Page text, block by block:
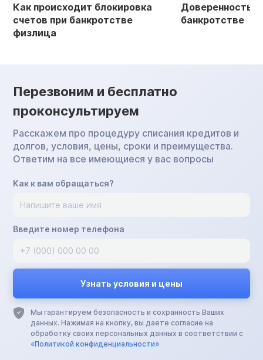
Как происходит блокировка
счетов при банкротстве
физлица
Доверенность
банкротстве
Перезвоним и бесплатно
проконсультируем
Расскажем про процедуру списания кредитов и
долгов, условия, цены, сроки и преимущества.
Ответим на все имеющиеся у вас вопросы
Как к вам обращаться?
Введите номер телефона
Мы гарантируем безопасность и сохранность Ваших
данных. Нажимая на кнопку, вы даете согласие на
обработку своих персональных данных в соответствии с
«Политикой конфиденциальности»